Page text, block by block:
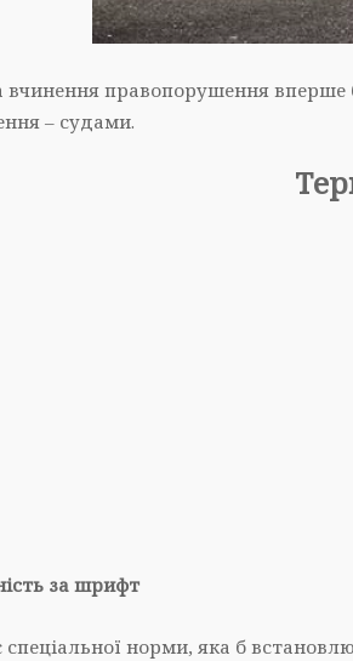
вчинення правопорушення вперше
– судами.
за шрифт
норми, яка б